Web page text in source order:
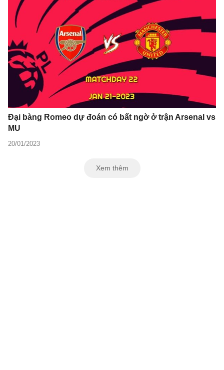
Đại bàng Romeo dự đoán có bất ngờ ở trận Arsenal vs
MU
20/01/2023
Xem thêm